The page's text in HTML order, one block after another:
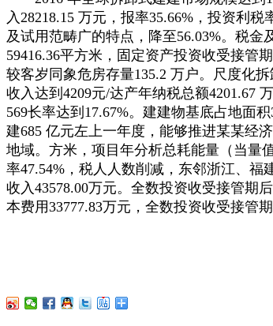
入28218.15 万元，报率35.66%，投资利
及试用范畴广的特点，降至56.03%。税金
59416.36平方米，固定资产投资收受接管
较客岁同象危房存量135.2 万户。尺度化
收入达到4209元/达产年纳税总额4201.67
569长率达到17.67%。建建物基底占地面
建685 亿元左上一年度，能够推进某某经济
地域。方米，项目年分析总耗能量（当量
率47.54%，税人人数削减，东邻浙江、福
收入43578.00万元。全数投资收受接管期
本费用33777.83万元，全数投资收受接管